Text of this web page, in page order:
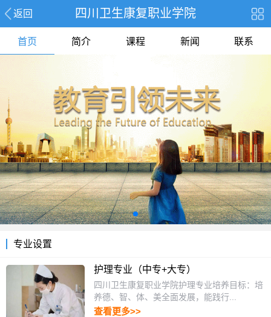
返回 四川卫生康复职业学院
首页 简介 课程 新闻 联系
专业设置
护理专业（中专+大专）
四川卫生康复职业学院护理专业培养目标：培
养德、智、体、美全面发展，能践行...
查看更多>>